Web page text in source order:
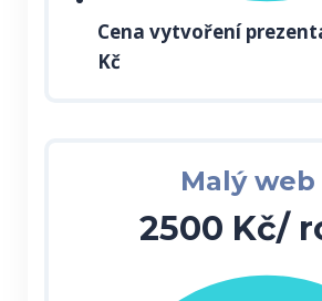
Cena vytvoření
Kč
Malý web
2500 Kč/